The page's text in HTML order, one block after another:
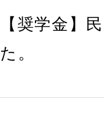
【奨学金】
た。